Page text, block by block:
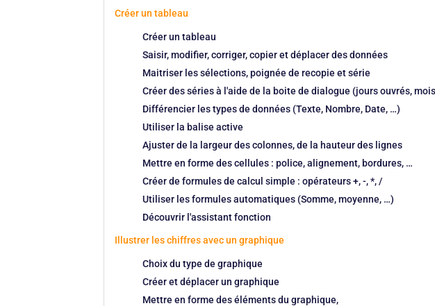
Créer un tableau
Créer un tableau
Saisir, modifier, corriger, copier et déplacer des données
Maitriser les sélections, poignée de recopie et série
Créer des séries à l'aide de la boite de dialogue (jours ouvrés,
Différencier les types de données (Texte, Nombre, Date, …)
Utiliser la balise active
Ajuster de la largeur des colonnes, de la hauteur des lignes
Mettre en forme des cellules : police, alignement, bordures, …
Créer de formules de calcul simple : opérateurs +, -, *, /
Utiliser les formules automatiques (Somme, moyenne, …)
Découvrir l'assistant fonction
Illustrer les chiffres avec un graphique
Choix du type de graphique
Créer et déplacer un graphique
Mettre en forme des éléments du graphique,